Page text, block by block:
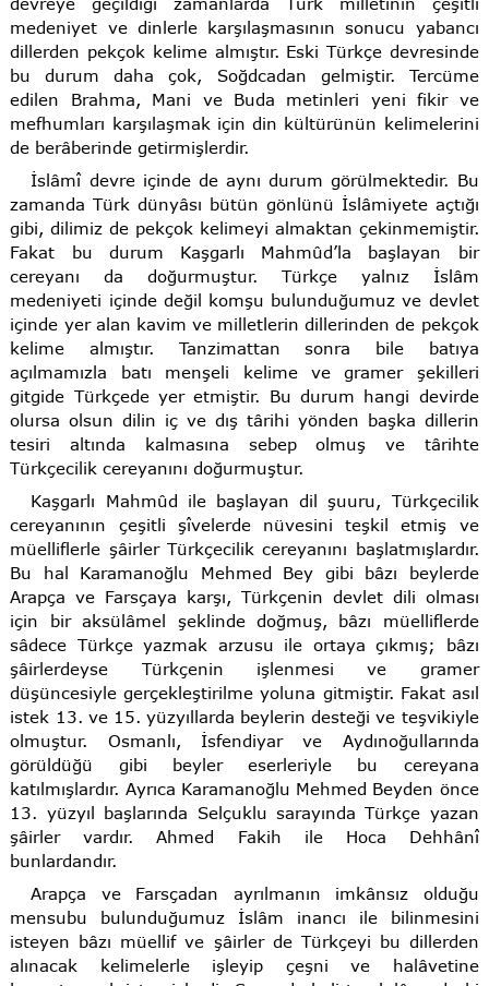
medeniyet ve dinlerle karşılaşmasının sonucu yabancı
dillerden pekçok kelime almıştır. Eski Türkçe devresinde
bu durum daha çok, Soğdcadan gelmiştir. Tercüme
edilen Brahma, Mani ve Buda metinleri yeni fikir ve
mefhumları karşılaşmak için din kültürünün kelimelerini
de berâberinde getirmişlerdir.
İslâmî devre içinde de aynı durum görülmektedir. Bu
zamanda Türk dünyâsı bütün gönlünü İslâmiyete açtığı
gibi, dilimiz de pekçok kelimeyi almaktan çekinmemiştir.
Fakat bu durum Kaşgarlı Mahmûd’la başlayan bir
cereyanı da doğurmuştur. Türkçe yalnız İslâm
medeniyeti içinde değil komşu bulunduğumuz ve devlet
içinde yer alan kavim ve milletlerin dillerinden de pekçok
kelime almıştır. Tanzimattan sonra bile batıya
açılmamızla batı menşeli kelime ve gramer şekilleri
gitgide Türkçede yer etmiştir. Bu durum hangi devirde
olursa olsun dilin iç ve dış târihi yönden başka dillerin
tesiri altında kalmasına sebep olmuş ve târihte
Türkçecilik cereyanını doğurmuştur.
Kaşgarlı Mahmûd ile başlayan dil şuuru, Türkçecilik
cereyanının çeşitli şîvelerde nüvesini teşkil etmiş ve
müelliflerle şâirler Türkçecilik cereyanını başlatmışlardır.
Bu hal Karamanoğlu Mehmed Bey gibi bâzı beylerde
Arapça ve Farsçaya karşı, Türkçenin devlet dili olması
için bir aksülâmel şeklinde doğmuş, bâzı müelliflerde
sâdece Türkçe yazmak arzusu ile ortaya çıkmış; bâzı
şâirlerdeyse Türkçenin işlenmesi ve gramer
düşüncesiyle gerçekleştirilme yoluna gitmiştir. Fakat asıl
istek 13. ve 15. yüzyıllarda beylerin desteği ve teşvikiyle
olmuştur. Osmanlı, İsfendiyar ve Aydınoğullarında
görüldüğü gibi beyler eserleriyle bu cereyana
katılmışlardır. Ayrıca Karamanoğlu Mehmed Beyden önce
13. yüzyıl başlarında Selçuklu sarayında Türkçe yazan
şâirler vardır. Ahmed Fakih ile Hoca Dehhânî
bunlardandır.
Arapça ve Farsçadan ayrılmanın imkânsız olduğu
mensubu bulunduğumuz İslâm inancı ile bilinmesini
isteyen bâzı müellif ve şâirler de Türkçeyi bu dillerden
alınacak kelimelerle işleyip çeşni ve halâvetine